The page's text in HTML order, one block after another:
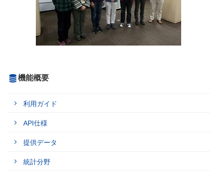
機能概要
利用ガイド
API仕様
提供データ
統計分野